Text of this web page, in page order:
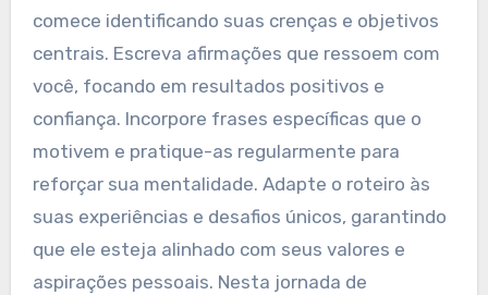
comece identificando suas crenças e objetivos
centrais. Escreva afirmações que ressoem com
você, focando em resultados positivos e
confiança. Incorpore frases específicas que o
motivem e pratique-as regularmente para
reforçar sua mentalidade. Adapte o roteiro às
suas experiências e desafios únicos, garantindo
que ele esteja alinhado com seus valores e
aspirações pessoais. Nesta jornada de